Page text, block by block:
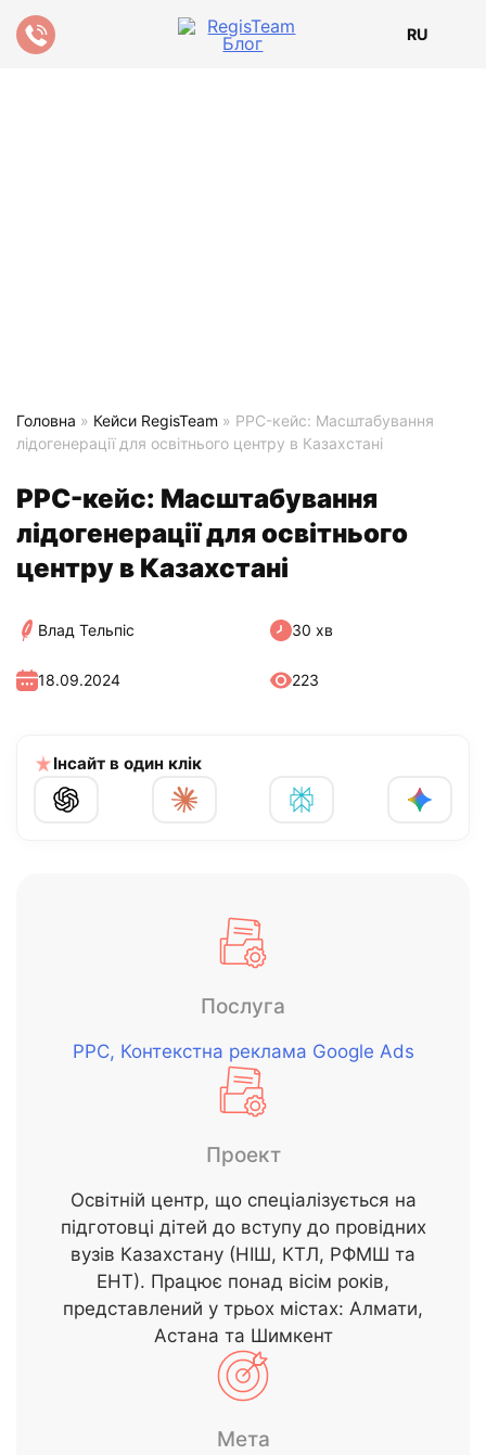
RU
Головна » Кейси RegisTeam » PPC-кейс: Масштабування
лідогенерації для освітнього центру в Казахстані
PPC-кейс: Масштабування
лідогенерації для освітнього
центру в Казахстані
Влад Тельпіс 30 хв
223
18.09.2024
Інсайт в один клік
Послуга
РРС, Контекстна реклама Google Ads
Проект
Освітній центр, що спеціалізується на
підготовці дітей до вступу до провідних
вузів Казахстану (НІШ, КТЛ, РФМШ та
ЕНТ). Працює понад вісім років,
представлений у трьох містах: Алмати,
Астана та Шимкент
Мета